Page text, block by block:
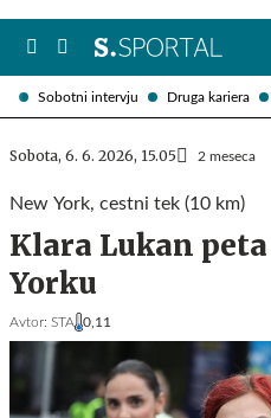
Sobotni intervju Druga kariera
Sobota, 6. 6. 2026, 15.05 2 meseca
New York, cestni tek (10 km)
Klara Lukan
Yorku
Avtor: STA 0,11